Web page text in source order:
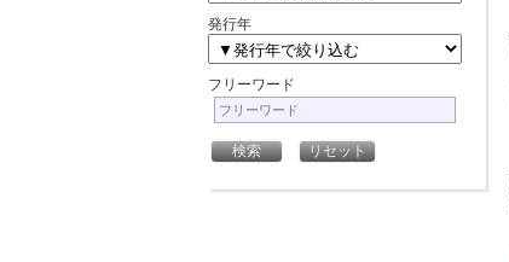
発行年
フリーワード